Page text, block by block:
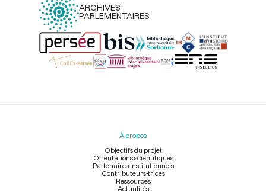
ARCHIVES
PARLEMENTAIRES
Menu
À propos
Objectifs du projet
Orientations scientifiques
Partenaires institutionnels
Contributeurs-trices
Ressources
Actualités